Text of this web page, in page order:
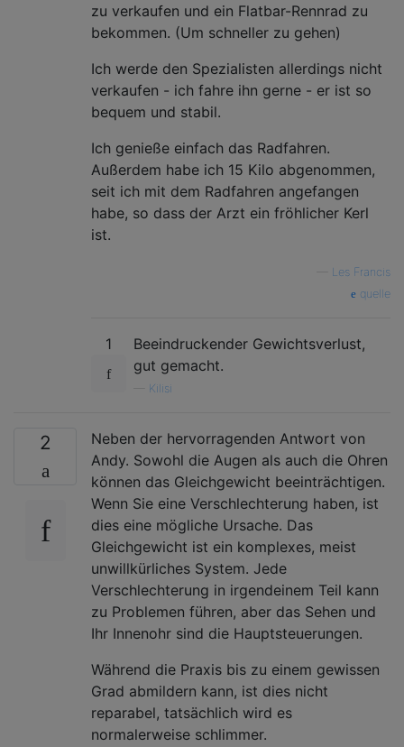
zu verkaufen und ein Flatbar-Rennrad zu
bekommen. (Um schneller zu gehen)
Ich werde den Spezialisten allerdings nicht
verkaufen - ich fahre ihn gerne - er ist so
bequem und stabil.
Ich genieße einfach das Radfahren.
Außerdem habe ich 15 Kilo abgenommen,
seit ich mit dem Radfahren angefangen
habe, so dass der Arzt ein fröhlicher Kerl
ist.
Les Francis
quelle
1
Beeindruckender Gewichtsverlust,
gut gemacht.
Kilisi
2
Neben der hervorragenden Antwort von
Andy. Sowohl die Augen als auch die Ohren
können das Gleichgewicht beeinträchtigen.
Wenn Sie eine Verschlechterung haben, ist
dies eine mögliche Ursache. Das
Gleichgewicht ist ein komplexes, meist
unwillkürliches System. Jede
Verschlechterung in irgendeinem Teil kann
zu Problemen führen, aber das Sehen und
Ihr Innenohr sind die Hauptsteuerungen.
Während die Praxis bis zu einem gewissen
Grad abmildern kann, ist dies nicht
reparabel, tatsächlich wird es
normalerweise schlimmer.